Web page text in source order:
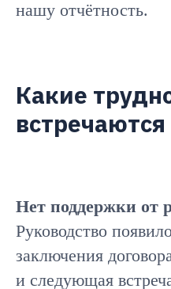
нашу отчётность.
Какие
встречаются
Нет поддержки от
Руководство
заключения
и следующая